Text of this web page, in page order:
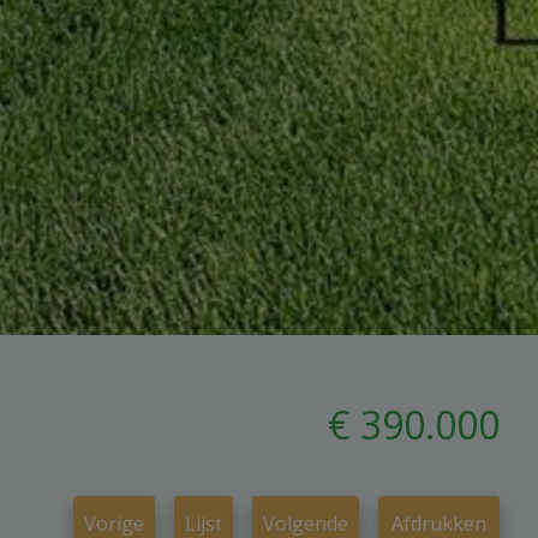
€ 390.000
Vorige Lijst Volgende Afdrukken